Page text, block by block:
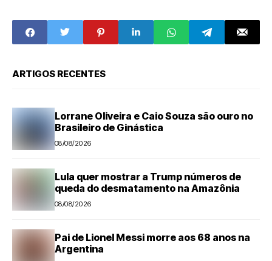
ARTIGOS RECENTES
Lorrane Oliveira e Caio Souza são ouro no
Brasileiro de Ginástica
08/08/2026
Lula quer mostrar a Trump números de
queda do desmatamento na Amazônia
08/08/2026
Pai de Lionel Messi morre aos 68 anos na
Argentina